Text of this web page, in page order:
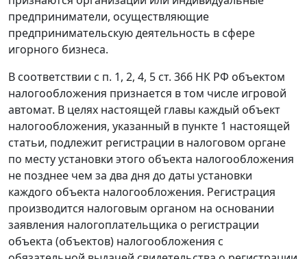
предприниматели, осуществляющие
предпринимательскую деятельность в сфере
игорного бизнеса.
В соответствии с п. 1, 2, 4, 5 ст. 366 НК РФ объектом
налогообложения признается в том числе игровой
автомат. В целях настоящей главы каждый объект
налогообложения, указанный в пункте 1 настоящей
статьи, подлежит регистрации в налоговом органе
по месту установки этого объекта налогообложения
не позднее чем за два дня до даты установки
каждого объекта налогообложения. Регистрация
производится налоговым органом на основании
заявления налогоплательщика о регистрации
объекта (объектов) налогообложения с